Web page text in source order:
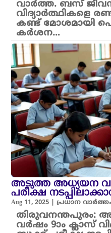
വാർത്ത. ബസ്
വിദ്യാർത്ഥികളെ
കണ്ട് മോശമായി
കർശന…
അടുത്ത അധ്യയന
പരീക്ഷ
Aug 11, 2025 |പ്രധാന
തിരുവനന്തപുരം:
വർഷം 9ാം ക്ലാസ്